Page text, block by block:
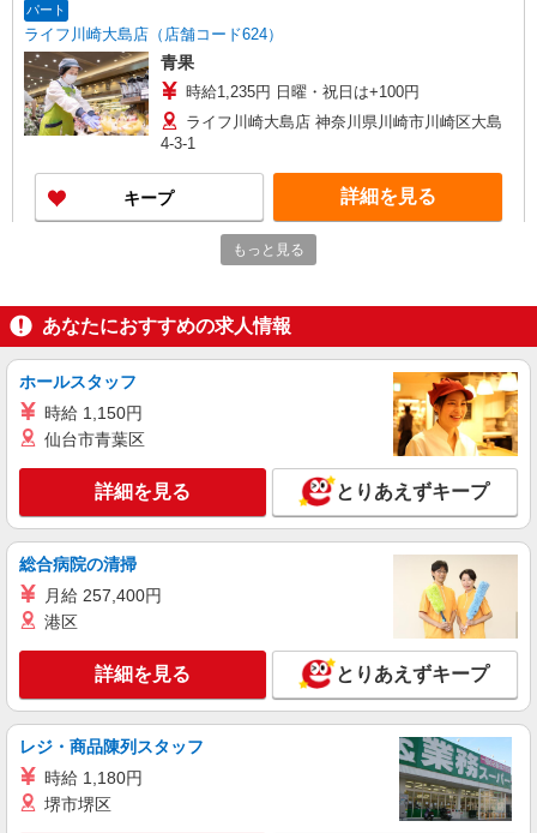
パート
ライフ川崎大島店（店舗コード624）
青果
時給1,235円 日曜・祝日は+100円
ライフ川崎大島店 神奈川県川崎市川崎区大島
4-3-1
キープ 詳細を見る
（早朝）荷受け・商品陳列
時給1,300円
ライフ川崎大島店 神奈川県川崎市川崎区大島
キープ 詳細を見る
ライフ川崎京町店（店舗コード861）
レジ
ライフ川崎京町店 神奈川県川崎市川崎区京町
キープ 詳細を見る
ライフ川崎ルフロン店（店舗コード642）
もっと見る
あなたにおすすめの求人情報
ホールスタッフ
時給 1,150円
仙台市青葉区
詳細を見る とりあえずキープ
総合病院の清掃
月給 257,400円
港区
詳細を見る とりあえずキープ
レジ・商品陳列スタッフ
時給 1,180円
堺市堺区